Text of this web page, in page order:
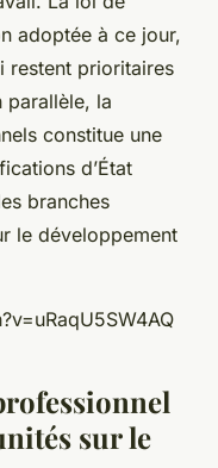
adoptée à ce jour,
restent prioritaires
parallèle, la
constitue une
d’État
branches
le développement
sur le